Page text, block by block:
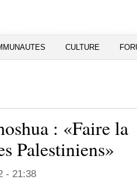
CULTURE
: «Faire la
Palestiniens»
- 21:38